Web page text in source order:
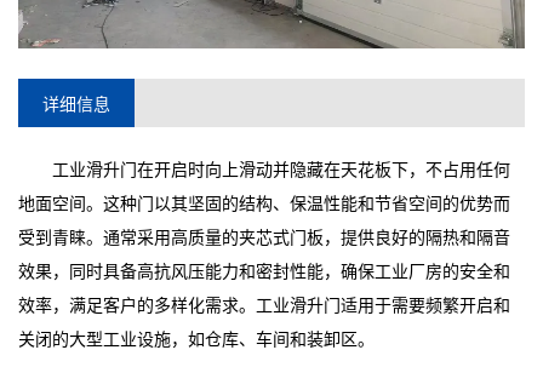
详细信息
工业滑升门在开启时向上滑动并隐藏在天花板下，不占用任何
地面空间。这种门以其坚固的结构、保温性能和节省空间的优势而
受到青睐。通常采用高质量的夹芯式门板，提供良好的隔热和隔音
效果，同时具备高抗风压能力和密封性能，确保工业厂房的安全和
效率，满足客户的多样化需求。工业滑升门适用于需要频繁开启和
关闭的大型工业设施，如仓库、车间和装卸区。